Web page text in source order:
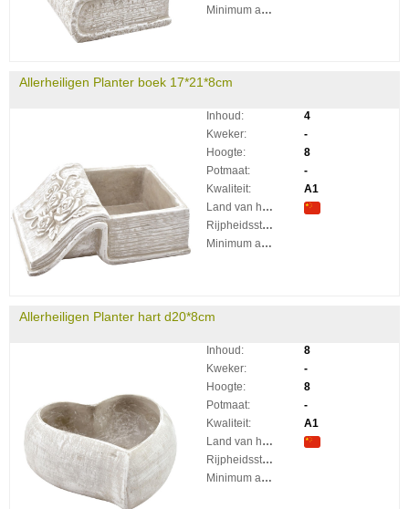
Minimum aantal takken per plant:
Allerheiligen Planter boek 17*21*8cm
Inhoud:
4
Kweker:
-
Hoogte:
8
Potmaat:
-
Kwaliteit:
A1
Land van herkomst:
Rijpheidsstadium:
Minimum aantal takken per plant:
Allerheiligen Planter hart d20*8cm
Inhoud:
8
Kweker:
-
Hoogte:
8
Potmaat:
-
Kwaliteit:
A1
Land van herkomst:
Rijpheidsstadium:
Minimum aantal takken per plant: